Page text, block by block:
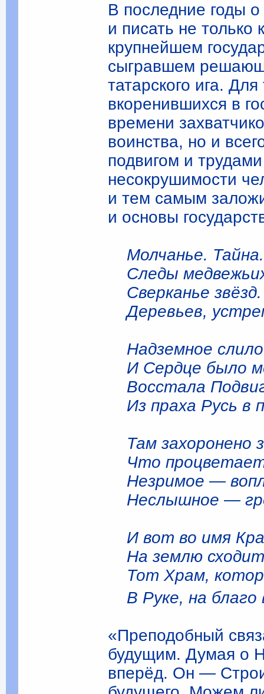
В последние годы
и писать не только
крупнейшем
сыгравшем
татарского ига.
вкоренившихся в
времени
воинства, но и
подвигом и
несокрушимости
и тем самым
и основы
Молчанье.
Следы
Сверканье
Деревьев,
Надземное
И Сердце было
Восстала
Из праха Русь в
Там захоронено
Что
Незримое —
Неслышное —
И вот во имя
На землю сходит
Тот Храм,
В Руке, на благо
«Преподобный
будущим. Думая о
вперёд. Он —